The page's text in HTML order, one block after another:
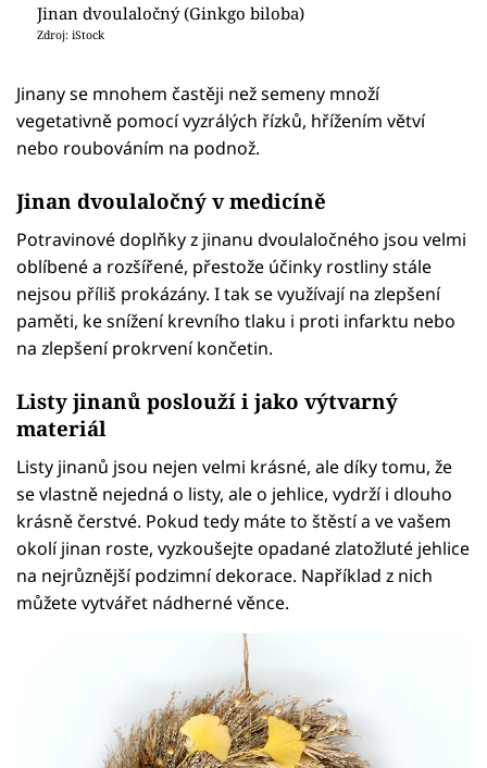
Jinan dvoulaločný (Ginkgo biloba)
Zdroj: iStock
Jinany se mnohem častěji než semeny množí
vegetativně pomocí vyzrálých řízků, hřížením větví
nebo roubováním na podnož.
Jinan dvoulaločný v medicíně
Potravinové doplňky z jinanu dvoulaločného jsou velmi
oblíbené a rozšířené, přestože účinky rostliny stále
nejsou příliš prokázány. I tak se využívají na zlepšení
paměti, ke snížení krevního tlaku i proti infarktu nebo
na zlepšení prokrvení končetin.
Listy jinanů poslouží i jako výtvarný
materiál
Listy jinanů jsou nejen velmi krásné, ale díky tomu, že
se vlastně nejedná o listy, ale o jehlice, vydrží i dlouho
krásně čerstvé. Pokud tedy máte to štěstí a ve vašem
okolí jinan roste, vyzkoušejte opadané zlatožluté jehlice
na nejrůznější podzimní dekorace. Například z nich
můžete vytvářet nádherné věnce.